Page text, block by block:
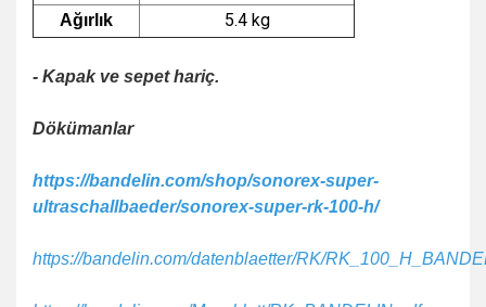
Ağırlık 5.4 kg
- Kapak ve sepet hariç.
Dökümanlar
https://bandelin.com/shop/sonorex-super-
ultraschallbaeder/sonorex-super-rk-100-h/
https://bandelin.com/datenblaetter/RK/